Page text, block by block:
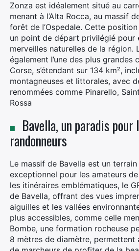
Zonza est idéalement situé au
menant à l’Alta Rocca, au massif
forêt de l’Ospedale. Cette
un point de départ privilégié pour
merveilles naturelles de la région.
également l’une des plus grandes
Corse, s’étendant sur 134 km²,
montagneuses et littorales, avec
renommées comme Pinarello,
Rossa
Bavella, un paradis pour
randonneurs
Le massif de Bavella est un terrain
exceptionnel pour les amateurs
les itinéraires emblématiques, le
de Bavella, offrant des vues
aiguilles et les vallées
plus accessibles, comme celle
Bombe, une formation rocheuse
8 mètres de diamètre, permettent
Rechercher
: